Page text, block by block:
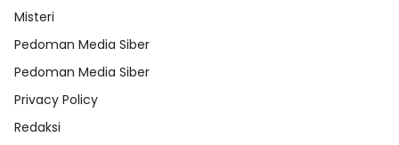
Misteri
Pedoman Media Siber
Pedoman Media Siber
Privacy Policy
Redaksi